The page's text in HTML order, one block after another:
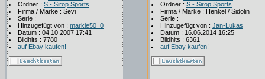
Ordner : S - Sirop Sports
Firma / Marke : Sevi
Serie :
Hinzugefügt von : markie50_0
Datum : 04.10.2007 17:41
Bildhits : 7780
auf Ebay kaufen!
Ordner : S - Sirop Sports
Firma / Marke : Henkel / Sidolin
Serie :
Hinzugefügt von : Jan-Lukas
Datum : 16.06.2014 16:25
Bildhits : 6361
auf Ebay kaufen!